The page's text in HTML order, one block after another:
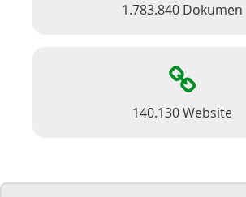
1.783.840 Dokumen
140.130 Website